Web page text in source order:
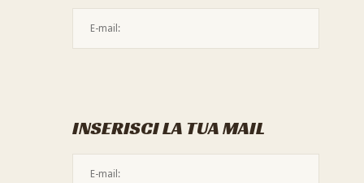
INSERISCI LA TUA MAIL